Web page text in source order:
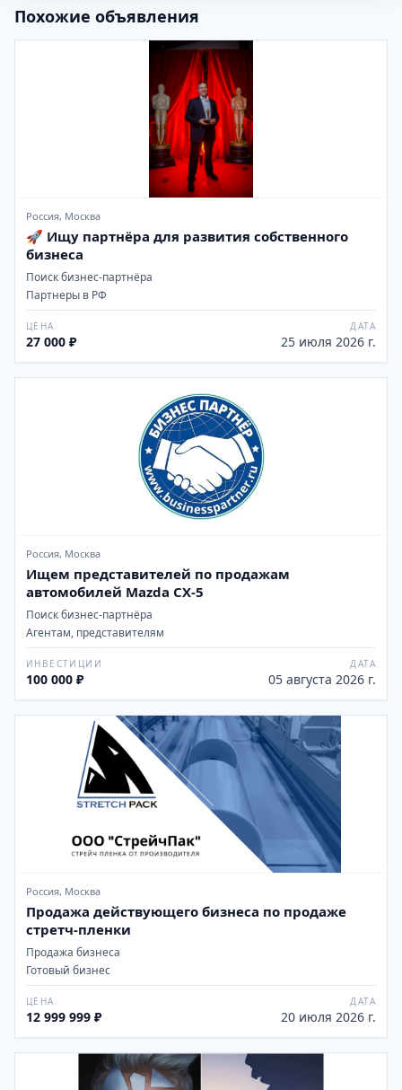
Похожие объявления
Россия, Москва
🚀 Ищу партнёра для развития собственного
бизнеса
Поиск бизнес-партнёра
Партнеры в РФ
ЦЕНА
27 000 ₽
ДАТА
25 июля 2026 г.
Россия, Москва
Ищем представителей по продажам
автомобилей Mazda CX-5
Поиск бизнес-партнёра
Агентам, представителям
ИНВЕСТИЦИИ
100 000 ₽
ДАТА
05 августа 2026 г.
Россия, Москва
Продажа действующего бизнеса по продаже
стретч-пленки
Продажа бизнеса
Готовый бизнес
ЦЕНА
12 999 999 ₽
ДАТА
20 июля 2026 г.